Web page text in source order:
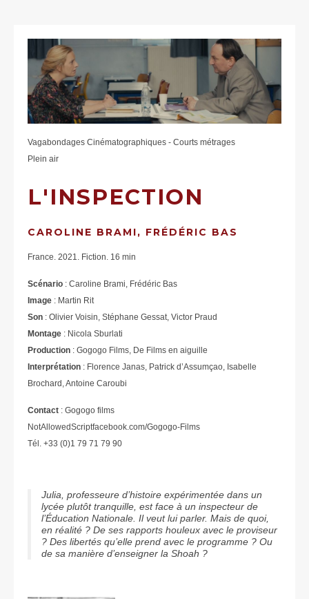
Vagabondages Cinématographiques - Courts métrages
Plein air
L'INSPECTION
CAROLINE BRAMI, FRÉDÉRIC BAS
France. 2021. Fiction. 16 min
Scénario : Caroline Brami, Frédéric Bas
Image : Martin Rit
Son : Olivier Voisin, Stéphane Gessat, Victor Praud
Montage : Nicola Sburlati
Production : Gogogo Films, De Films en aiguille
Interprétation : Florence Janas, Patrick d’Assumçao, Isabelle
Brochard, Antoine Caroubi
Contact : Gogogo films
NotAllowedScriptfacebook.com/Gogogo-Films
Tél. +33 (0)1 79 71 79 90
Julia, professeure d’histoire expérimentée dans un
lycée plutôt tranquille, est face à un inspecteur de
l’Éducation Nationale. Il veut lui parler. Mais de quoi,
en réalité ? De ses rapports houleux avec le proviseur
? Des libertés qu’elle prend avec le programme ? Ou
de sa manière d’enseigner la Shoah ?